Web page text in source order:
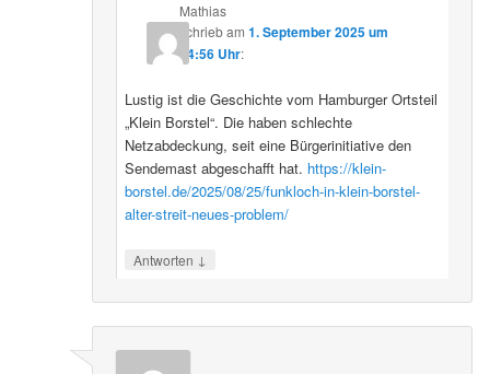
Mathias
schriebam 1. September 2025 um
14:56 Uhr:
Lustig ist die Geschichte vom Hamburger Ortsteil
„Klein Borstel“. Die haben schlechte
Netzabdeckung, seit eine Bürgerinitiative den
Sendemast abgeschafft hat. https://klein-
borstel.de/2025/08/25/funkloch-in-klein-borstel-
alter-streit-neues-problem/
Antworten ↓